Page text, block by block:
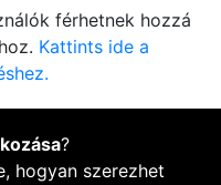
férhetnek hozzá
Kattints ide a
?
hogyan szerezhet